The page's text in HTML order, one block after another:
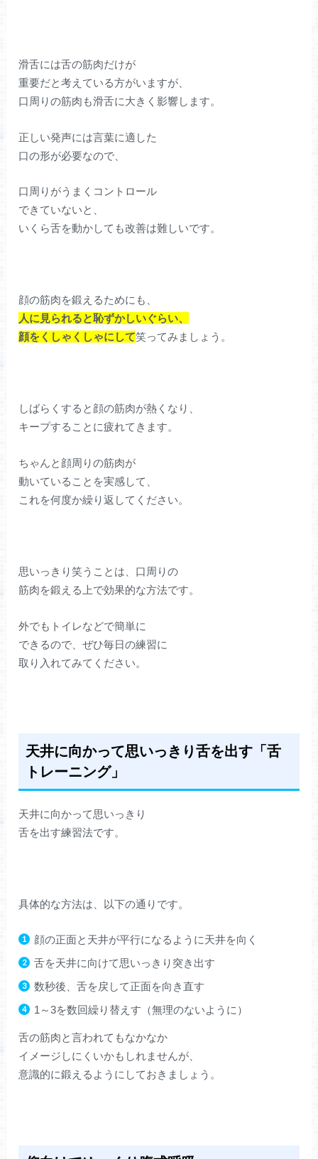
滑舌には舌の筋肉だけが
重要だと考えている方がいますが、
口周りの筋肉も滑舌に大きく影響します。
正しい発声には言葉に適した
口の形が必要なので、
口周りがうまくコントロール
できていないと、
いくら舌を動かしても改善は難しいです。
顔の筋肉を鍛えるためにも、
人に見られると恥ずかしいぐらい、
顔をくしゃくしゃにして笑ってみましょう。
しばらくすると顔の筋肉が熱くなり、
キープすることに疲れてきます。
ちゃんと顔周りの筋肉が
動いていることを実感して、
これを何度か繰り返してください。
思いっきり笑うことは、口周りの
筋肉を鍛える上で効果的な方法です。
外でもトイレなどで簡単に
できるので、ぜひ毎日の練習に
取り入れてみてください。
天井に向かって思いっきり舌を出す「舌
トレーニング」
天井に向かって思いっきり
舌を出す練習法です。
具体的な方法は、以下の通りです。
顔の正面と天井が平行になるように天井を向く
舌を天井に向けて思いっきり突き出す
数秒後、舌を戻して正面を向き直す
1～3を数回繰り替えす（無理のないように）
舌の筋肉と言われてもなかなか
イメージしにくいかもしれませんが、
意識的に鍛えるようにしておきましょう。